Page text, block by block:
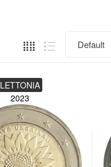
LETTONIA
2023